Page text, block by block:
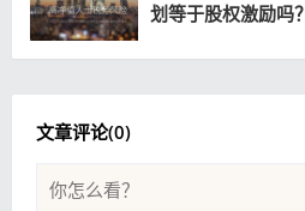
划等于股权激励吗？
文章评论(0)